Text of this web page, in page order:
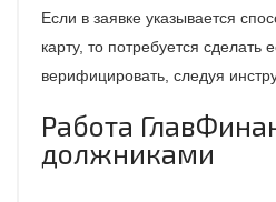
Если в заявке указывается
карту, то потребуется сделать
верифицировать, следуя
Работа
должниками